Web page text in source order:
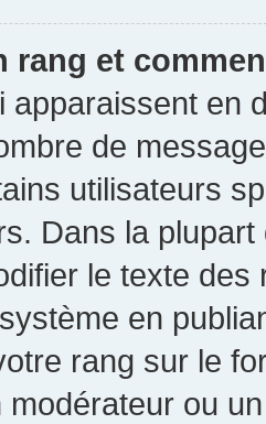
rang et
apparaissent en
de
utilisateurs
Dans la
le texte
en
rang sur le
modérateur ou